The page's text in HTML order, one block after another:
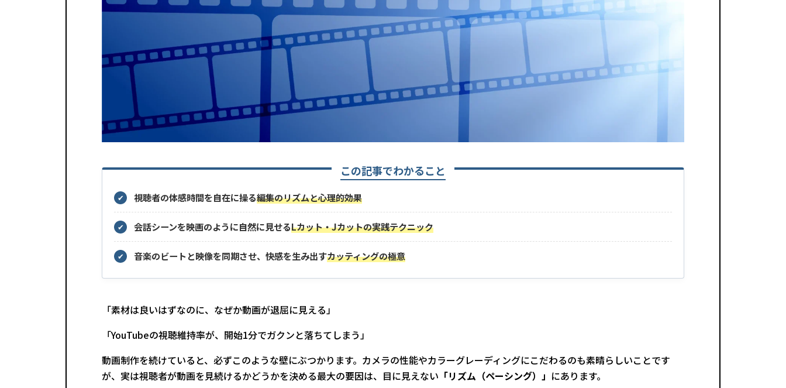
この記事でわかること
✔ 視聴者の体感時間を自在に操る編集のリズムと心理的効果
✔ 会話シーンを映画のように自然に見せるLカット・Jカットの実践テクニック
✔ 音楽のビートと映像を同期させ、快感を生み出すカッティングの極意
「素材は良いはずなのに、なぜか動画が退屈に見える」
「YouTubeの視聴維持率が、開始1分でガクンと落ちてしまう」
動画制作を続けていると、必ずこのような壁にぶつかります。カメラの性能やカラーグレーディングにこだわるのも素晴らしいことです
が、実は視聴者が動画を見続けるかどうかを決める最大の要因は、目に見えない 「リズム（ペーシング）」 にあります。